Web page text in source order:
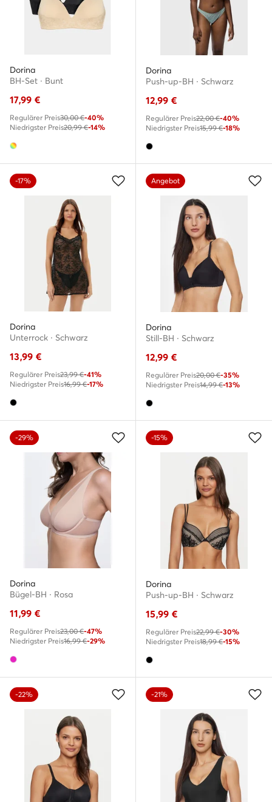
Dorina
BH-Set · Bunt
17,99 €
Regulärer Preis30,00 €-40%
Niedrigster Preis20,99 €-14%
Dorina
Push-up-BH · Schwarz
12,99 €
Regulärer Preis22,00 €-40%
Niedrigster Preis15,99 €-18%
-17%
Dorina
Unterrock · Schwarz
13,99 €
Regulärer Preis23,99 €-41%
Niedrigster Preis16,99 €-17%
Angebot
Dorina
Still-BH · Schwarz
12,99 €
Regulärer Preis20,00 €-35%
Niedrigster Preis14,99 €-13%
-29%
Dorina
Bügel-BH · Rosa
11,99 €
Regulärer Preis23,00 €-47%
Niedrigster Preis16,99 €-29%
-15%
Dorina
Push-up-BH · Schwarz
15,99 €
Regulärer Preis22,99 €-30%
Niedrigster Preis18,99 €-15%
-22% -21%